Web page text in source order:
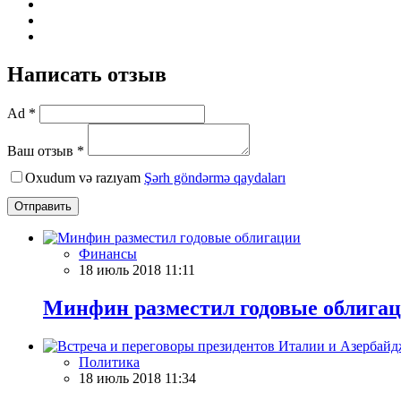
Написать отзыв
Ad *
Ваш отзыв *
Oxudum və razıyam Şərh göndərmə qaydaları
Отправить
Финансы
18 июль 2018 11:11
Минфин разместил годовые
Политика
18 июль 2018 11:34